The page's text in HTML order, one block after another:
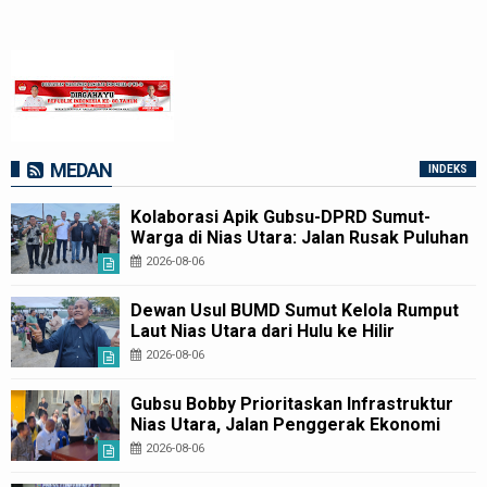
MEDAN INDEKS
Kolaborasi Apik Gubsu-DPRD Sumut-
Warga di Nias Utara: Jalan Rusak Puluhan
Tahun Akhirnya Diperbaiki
2026-08-06
Dewan Usul BUMD Sumut Kelola Rumput
Laut Nias Utara dari Hulu ke Hilir
2026-08-06
Gubsu Bobby Prioritaskan Infrastruktur
Nias Utara, Jalan Penggerak Ekonomi
Mulai Dibenahi
2026-08-06